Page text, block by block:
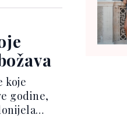
koje
godine,